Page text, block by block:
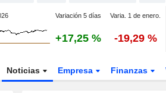
Variación 5 días Varia. 1 de enero.
+17,25 % -19,29 %
Noticias Empresa Finanzas